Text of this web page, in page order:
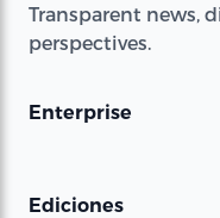
Transparent news,
perspectives.
Enterprise
Ediciones